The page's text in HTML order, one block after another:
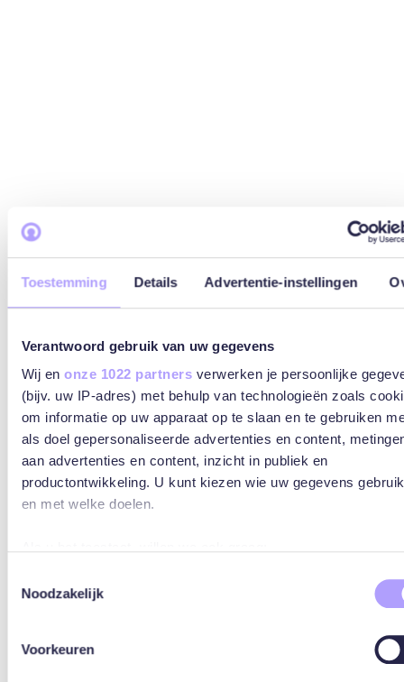
Toestemming Details Advertentie-instellingen
Verantwoord gebruik van uw gegevens
Wij en onze 1022 partnersverwerken je persoonlijke
(bijv. uw IP-adres) met behulp van technologieën zoals
om informatie op uw apparaat op te slaan en te gebruiken
als doel gepersonaliseerde advertenties en content,
aan advertenties en content, inzicht in publiek en
productontwikkeling. U kunt kiezen wie uw gegevens
en met welke doelen.
tot een paar meter nauwkeurig kan zijn
Lees meer over hoe uw persoonlijke gegevens worden
Noodzakelijk
Voorkeuren